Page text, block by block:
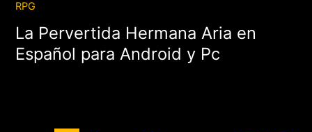
RPG
La Pervertida Hermana Aria en
Español para Android y Pc